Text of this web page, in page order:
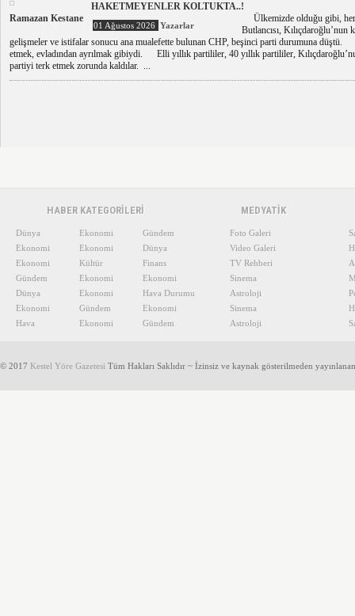
Ramazan Kestane
HAKETMEYENLER KOLTUKTA..!
01 Ağustos 2026 Yazarlar
Ülkemizde olduğu gibi,
Butlancısı, Kılıçdaroğlu’nun
gelişmeler ve istifalar sonucu ana mualefette bulunan CHP, beşinci parti durumuna
etmek, evladından ayrılmak gibiydi. Elli yıllık partililer, 40 yıllık partililer,
partiyi terk etmek zorunda kaldılar. ...
HABER KATEGORİLERİ
Dünya Ekonomi
Gündem
Ekonomi
Ekonomi
Dünya
Ekonomi
Kültür
Finans
Gündem
Ekonomi
Ekonomi
Dünya
Ekonomi
Hava Durumu
Ekonomi
Gündem
Ekonomi
Hava
Ekonomi Gündem
MEDYATİK
Foto Galeri
Video Galeri
TV Rehberi
Sinema
Astroloji
Sinema
Astroloji
© 2017 Kestel Yöre Gazetesi Tüm Hakları Saklıdır ~ İzinsiz ve kaynak gösterilmeden